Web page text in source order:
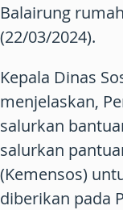
Balairung
(22/03/2024).
Kepala Dinas
menjelaskan,
salurkan
salurkan
(Kemensos)
diberikan pada